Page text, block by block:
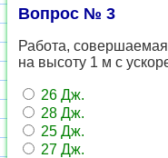
Вопрос № 3
Работа,
на высоту 1 м с
26 Дж.
28 Дж.
25 Дж.
27 Дж.